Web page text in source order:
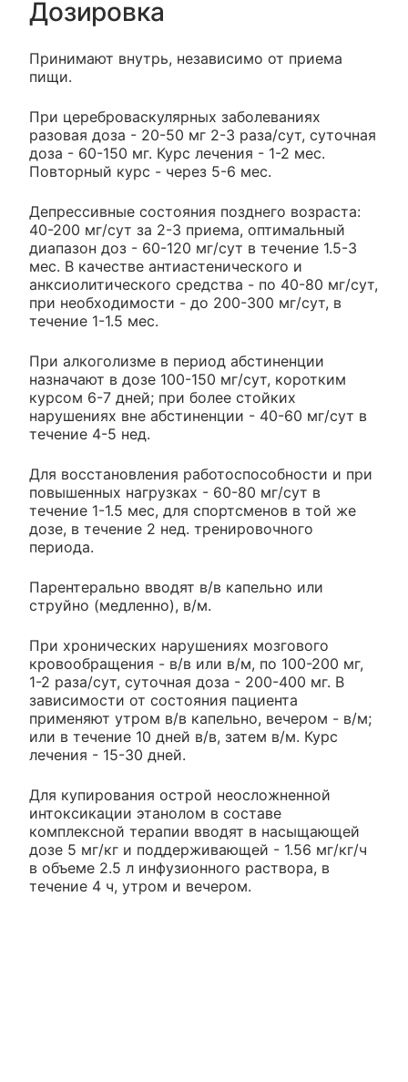
Дозировка
Принимают внутрь, независимо от приема
пищи.
При цереброваскулярных заболеваниях
разовая доза - 20-50 мг 2-3 раза/сут, суточная
доза - 60-150 мг. Курс лечения - 1-2 мес.
Повторный курс - через 5-6 мес.
Депрессивные состояния позднего возраста:
40-200 мг/сут за 2-3 приема, оптимальный
диапазон доз - 60-120 мг/сут в течение 1.5-3
мес. В качестве антиастенического и
анксиолитического средства - по 40-80 мг/сут,
при необходимости - до 200-300 мг/сут, в
течение 1-1.5 мес.
При алкоголизме в период абстиненции
назначают в дозе 100-150 мг/сут, коротким
курсом 6-7 дней; при более стойких
нарушениях вне абстиненции - 40-60 мг/сут в
течение 4-5 нед.
Для восстановления работоспособности и при
повышенных нагрузках - 60-80 мг/сут в
течение 1-1.5 мес, для спортсменов в той же
дозе, в течение 2 нед. тренировочного
периода.
Парентерально вводят в/в капельно или
струйно (медленно), в/м.
При хронических нарушениях мозгового
кровообращения - в/в или в/м, по 100-200 мг,
1-2 раза/сут, суточная доза - 200-400 мг. В
зависимости от состояния пациента
применяют утром в/в капельно, вечером - в/м;
или в течение 10 дней в/в, затем в/м. Курс
лечения - 15-30 дней.
Для купирования острой неосложненной
интоксикации этанолом в составе
комплексной терапии вводят в насыщающей
дозе 5 мг/кг и поддерживающей - 1.56 мг/кг/ч
в объеме 2.5 л инфузионного раствора, в
течение 4 ч, утром и вечером.